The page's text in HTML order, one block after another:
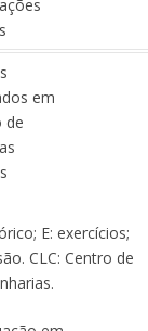
em
de
E: exercícios;
CLC: Centro de